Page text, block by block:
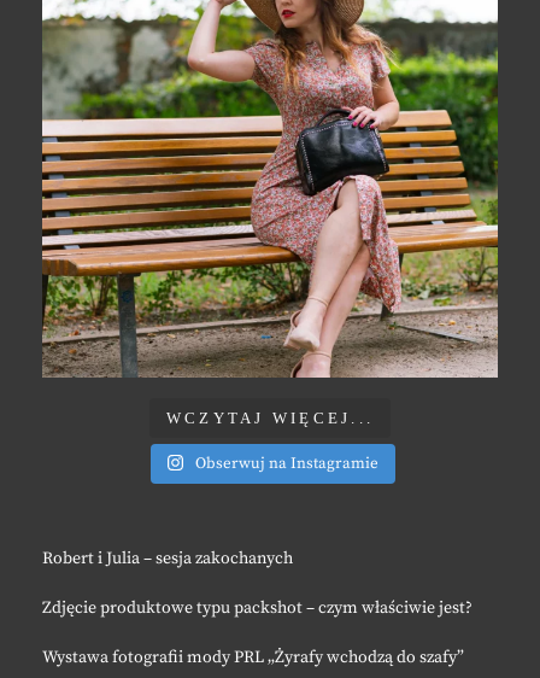
WCZYTAJ WIĘCEJ...
Obserwuj na Instagramie
Robert i Julia – sesja zakochanych
Zdjęcie produktowe typu packshot – czym właściwie jest?
Wystawa fotografii mody PRL „Żyrafy wchodzą do szafy”